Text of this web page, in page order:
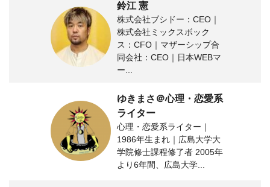
鈴江 憲
株式会社ブシドー：CEO｜
株式会社ミックスボック
ス：CFO｜マザーシップ合
同会社：CEO｜日本WEBマ
ー...
ゆきまさ＠心理・恋愛系
ライター
心理・恋愛系ライター｜
1986年生まれ｜広島大学大
学院修士課程修了者 2005年
より6年間、広島大学...